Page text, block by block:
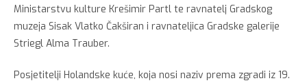
Ministarstvu kulture Krešimir Partl te ravnatelj Gradskog
muzeja Sisak Vlatko Čakširan i ravnateljica Gradske galerije
Striegl Alma Trauber.
Posjetitelji Holandske kuće, koja nosi naziv prema zgradi iz 19.